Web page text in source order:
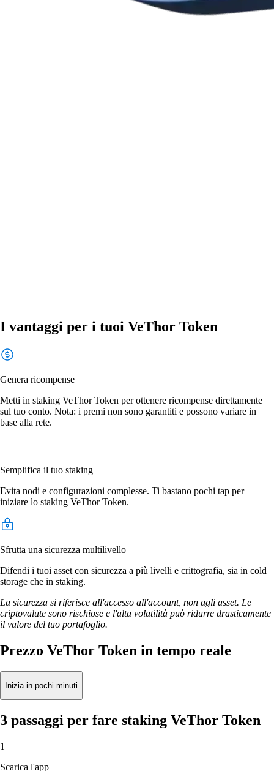
I vantaggi per i tuoi VeThor Token
Genera ricompense
Metti in staking VeThor Token per ottenere ricompense direttamente
sul tuo conto. Nota: i premi non sono garantiti e possono variare in
base alla rete.
Semplifica il tuo staking
Evita nodi e configurazioni complesse. Ti bastano pochi tap per
iniziare lo staking VeThor Token.
Sfrutta una sicurezza multilivello
Difendi i tuoi asset con sicurezza a più livelli e crittografia, sia in cold
storage che in staking.
La sicurezza si riferisce all'accesso all'account, non agli asset. Le
criptovalute sono rischiose e l'alta volatilità può ridurre drasticamente
il valore del tuo portafoglio.
Prezzo VeThor Token in tempo reale
Inizia in pochi minuti
3 passaggi per fare staking VeThor Token
1
Scarica l'app